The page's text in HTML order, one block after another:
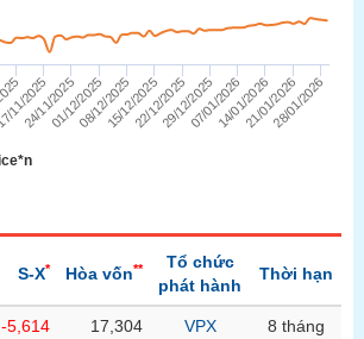
2025
24/11/202501/12/202508/12/202515/12/202522/12/202529/12/202507/01/202614/01/202621/01/202628/01/2026
S-X* Hòa vốn**
Tổ chức
phát hành
Thời hạn
-5,614 17,304 VPX 8 tháng